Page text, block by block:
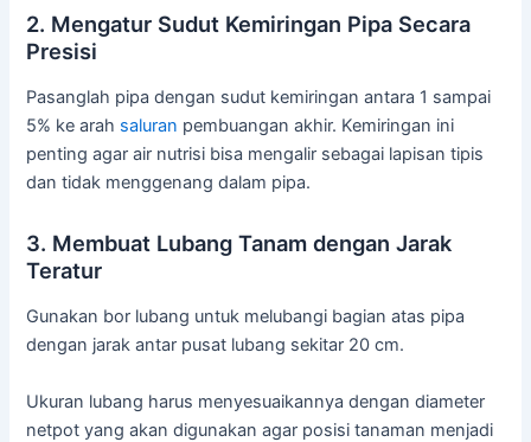
2. Mengatur Sudut Kemiringan Pipa Secara
Presisi
Pasanglah pipa dengan sudut kemiringan antara 1 sampai
5% ke arah saluran pembuangan akhir. Kemiringan ini
penting agar air nutrisi bisa mengalir sebagai lapisan tipis
dan tidak menggenang dalam pipa.
3. Membuat Lubang Tanam dengan Jarak
Teratur
Gunakan bor lubang untuk melubangi bagian atas pipa
dengan jarak antar pusat lubang sekitar 20 cm.
Ukuran lubang harus menyesuaikannya dengan diameter
netpot yang akan digunakan agar posisi tanaman menjadi